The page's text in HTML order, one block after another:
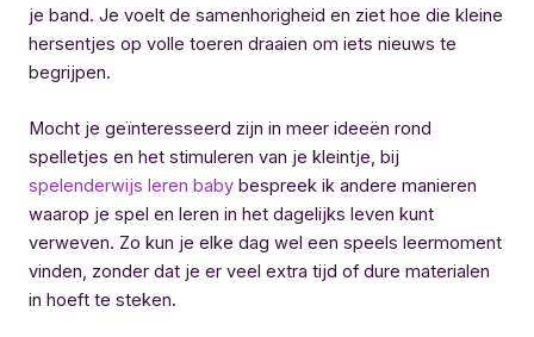
je band. Je voelt de samenhorigheid en ziet hoe die kleine
hersentjes op volle toeren draaien om iets nieuws te
begrijpen.
Mocht je geïnteresseerd zijn in meer ideeën rond
spelletjes en het stimuleren van je kleintje, bij
spelenderwijs leren baby bespreek ik andere manieren
waarop je spel en leren in het dagelijks leven kunt
verweven. Zo kun je elke dag wel een speels leermoment
vinden, zonder dat je er veel extra tijd of dure materialen
in hoeft te steken.